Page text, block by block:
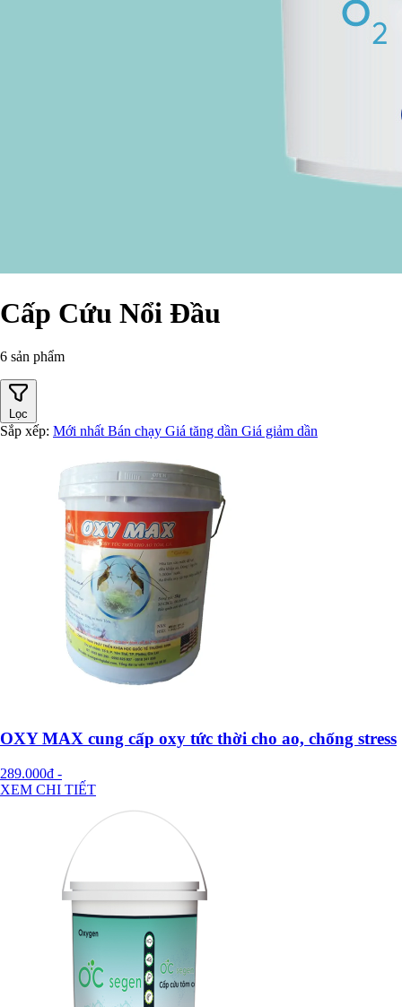
Cấp Cứu Nổi Đầu
6 sản phẩm
Lọc
Sắp xếp: Mới nhất Bán chạy Giá tăng dần Giá giảm dần
OXY MAX cung cấp oxy tức thời cho ao, chống stress
289.000đ -
XEM CHI TIẾT